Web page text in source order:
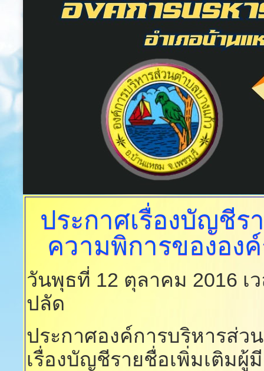
ประกาศเรื่องบัญชีร
ความพิการขององ
วันพุธที่ 12 ตุลาคม 2016 เ
ปลัด
ประกาศองค์การบริหารส่ว
เรื่องบัญชีรายชื่อเพิ่มเติมผู้